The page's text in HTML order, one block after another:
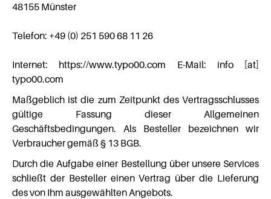
48155 Münster
Telefon: +49 (0) 251 590 68 11 26
Internet: https://www.typo00.com E-Mail: info [at]
typo00.com
Maßgeblich ist die zum Zeitpunkt des Vertragsschlusses
gültige Fassung dieser Allgemeinen
Geschäftsbedingungen. Als Besteller bezeichnen wir
Verbraucher gemäß § 13 BGB.
Durch die Aufgabe einer Bestellung über unsere Services
schließt der Besteller einen Vertrag über die Lieferung
des von Ihm ausgewählten Angebots.